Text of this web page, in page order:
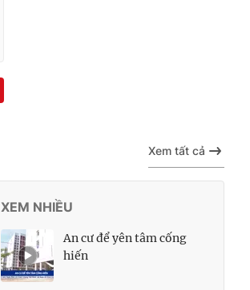
Xem tất cả
XEM NHIỀU
An cư để yên tâm cống
hiến